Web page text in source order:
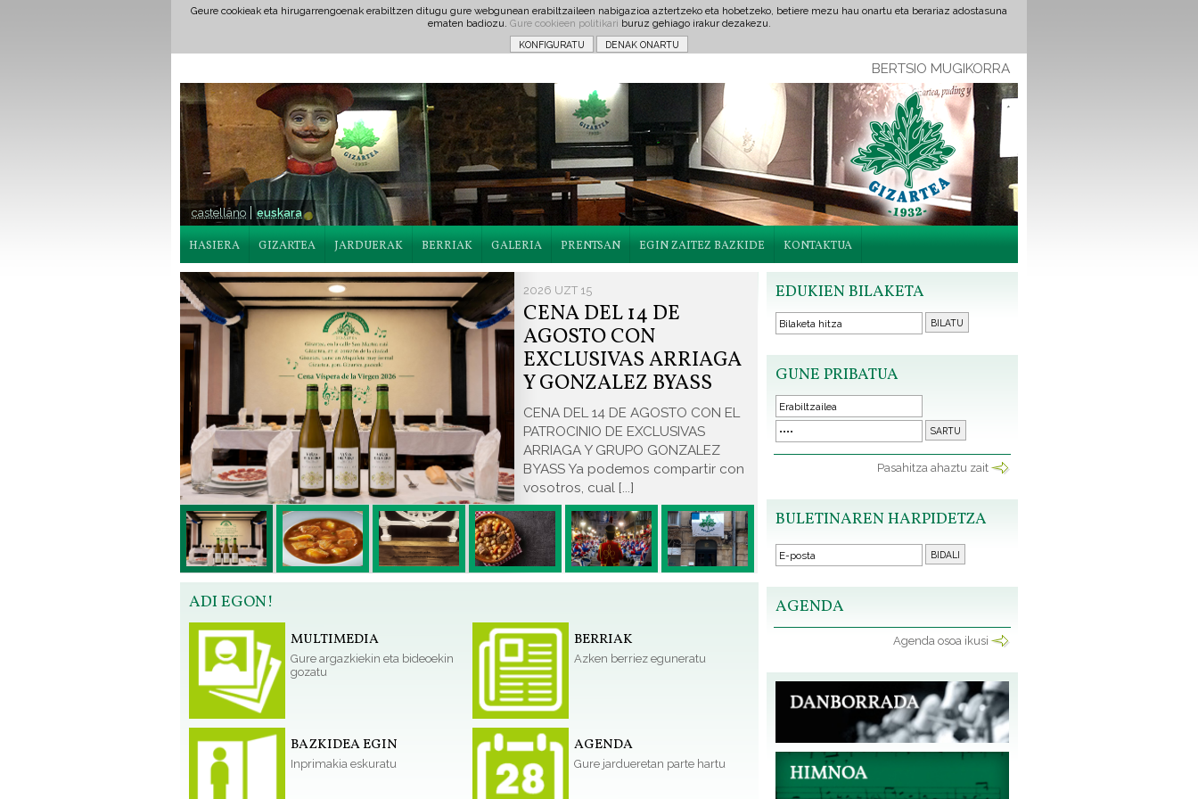
Geure cookieak eta hirugarrengoenak erabiltzen ditugu gure webgunean erabiltzaileen nabigazioa aztertzeko eta hobetzeko, betiere mezu hau onartu eta berariaz adostasuna
ematen badiozu. Gure cookieen politikari buruz gehiago irakur dezakezu.
BERTSIO MUGIKORRA
castellano euskara
HASIERA GIZARTEA JARDUERAK BERRIAK GALERIA PRENTSAN EGIN ZAITEZ BAZKIDE KONTAKTUA
EDUKIEN BILAKETA
GUNE PRIBATUA
Pasahitza ahaztu zait
BULETINAREN HARPIDETZA
AGENDA
Agenda osoa ikusi
2026 UZT 15
CENA DEL 14 DE
AGOSTO CON
EXCLUSIVAS ARRIAGA
Y GONZALEZ BYASS
CENA DEL 14 DE AGOSTO CON EL
PATROCINIO DE EXCLUSIVAS
ARRIAGA Y GRUPO GONZALEZ
BYASS Ya podemos compartir con
vosotros, cual [...]
ADI EGON!
MULTIMEDIA
Gure argazkiekin eta bideoekin
gozatu
BERRIAK
Azken berriez eguneratu
BAZKIDEA EGIN
Inprimakia eskuratu
AGENDA
Gure jardueretan parte hartu